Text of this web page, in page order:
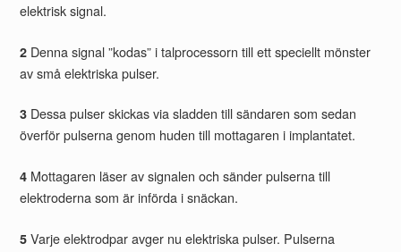
elektrisk signal.
2Denna signal ”kodas” i talprocessorn till ett speciellt mönster
av små elektriska pulser.
3Dessa pulser skickas via sladden till sändaren som sedan
överför pulserna genom huden till mottagaren i implantatet.
4Mottagaren läser av signalen och sänder pulserna till
elektroderna som är införda i snäckan.
5Varje elektrodpar avger nu elektriska pulser. Pulserna